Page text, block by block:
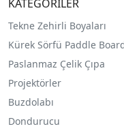
KATEGORİLER
Tekne Zehirli Boyaları
Kürek Sörfü Paddle
Paslanmaz Çelik Çıpa
Projektörler
Buzdolabı
Dondurucu